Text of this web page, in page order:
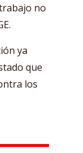
no
ya
que
los